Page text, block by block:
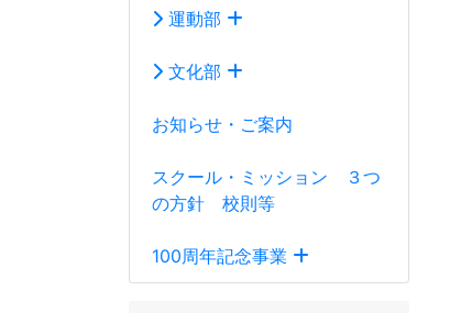
運動部
文化部
お知らせ・ご案内
スクール・ミッション ３つ
の方針 校則等
100周年記念事業